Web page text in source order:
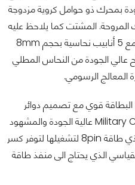
بمحرك ذو حوامل كروية مزدوجة
المشتت كما يلاحظ عليه
مرفق بزعانف ألمنيوم كبيرة الحجم مع 5 أنابيب نحاسية بحجم 8mm
عالي الجودة من النحاس المطلي
المعالج الرسومي.
أما على صعيد الأداء فتصميم PCB البطاقة قوي مع تصميم دوائر
طاقة 10phase ومكونات Military Class 4 عالية الجودة والمشهود
لها بجودتها. البطاقة تحتاج الى منفذي طاقة 8pin لتشغيلها لتوفر كسر
الذي يحتاج الى منفذ طاقة